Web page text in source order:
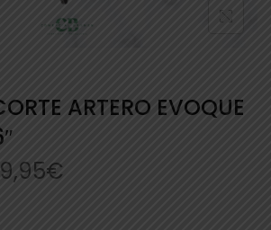
ARTERO EVOQUE
€